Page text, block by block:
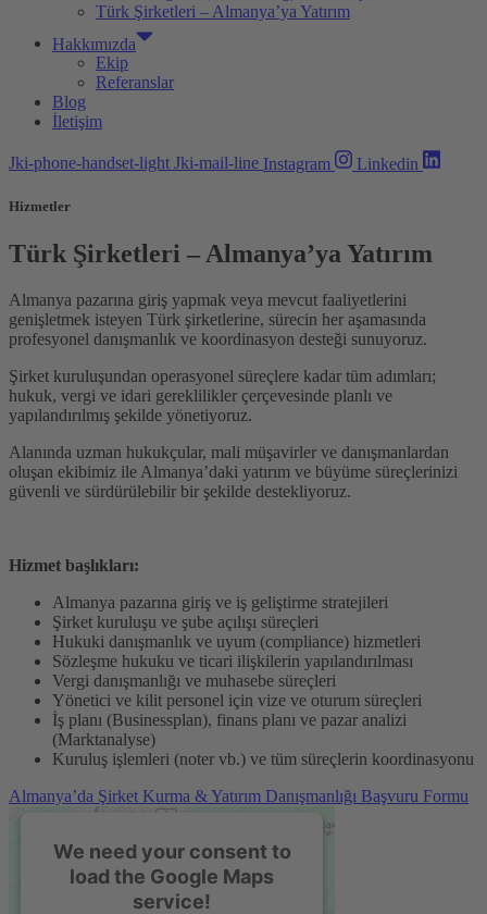
Türk Şirketleri – Almanya’ya Yatırım
Hakkımızda
Ekip
Referanslar
Blog
İletişim
Jki-phone-handset-light Jki-mail-line Instagram Linkedin
Hizmetler
Türk Şirketleri – Almanya’ya Yatırım
Almanya pazarına giriş yapmak veya mevcut faaliyetlerini
genişletmek isteyen Türk şirketlerine, sürecin her aşamasında
profesyonel danışmanlık ve koordinasyon desteği sunuyoruz.
Şirket kuruluşundan operasyonel süreçlere kadar tüm adımları;
hukuk, vergi ve idari gereklilikler çerçevesinde planlı ve
yapılandırılmış şekilde yönetiyoruz.
Alanında uzman hukukçular, mali müşavirler ve danışmanlardan
oluşan ekibimiz ile Almanya’daki yatırım ve büyüme süreçlerinizi
güvenli ve sürdürülebilir bir şekilde destekliyoruz.
Hizmet başlıkları:
Almanya pazarına giriş ve iş geliştirme stratejileri
Şirket kuruluşu ve şube açılışı süreçleri
Hukuki danışmanlık ve uyum (compliance) hizmetleri
Sözleşme hukuku ve ticari ilişkilerin yapılandırılması
Vergi danışmanlığı ve muhasebe süreçleri
Yönetici ve kilit personel için vize ve oturum süreçleri
İş planı (Businessplan), finans planı ve pazar analizi
(Marktanalyse)
Kuruluş işlemleri (noter vb.) ve tüm süreçlerin koordinasyonu
Almanya’da Şirket Kurma & Yatırım Danışmanlığı Başvuru Formu
We need your consent to
load the Google Maps
service!